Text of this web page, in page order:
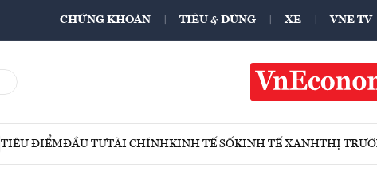
CHỨNG KHOÁN TIÊU & DÙNG XE VNE TV
TIÊU ĐIỂMĐẦU TƯTÀI CHÍNHKINH TẾ SỐKINH TẾ XANHTHỊ